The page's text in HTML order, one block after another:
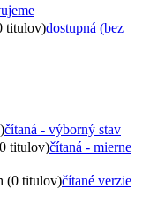
titulov)dostupná (bez
čítaná - výborný stav
titulov)čítaná - mierne
(0 titulov)čítané verzie